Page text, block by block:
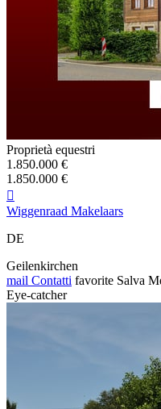
Proprietà equestri
1.850.000 €
1.850.000 €

Wiggenraad Makelaars
DE
Geilenkirchen
mail Contatti favorite Salva
Eye-catcher